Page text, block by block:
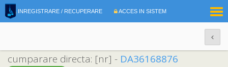
INREGISTRARE / RECUPERARE ACCES IN SISTEM
cumparare directa: [nr] - DA36168876